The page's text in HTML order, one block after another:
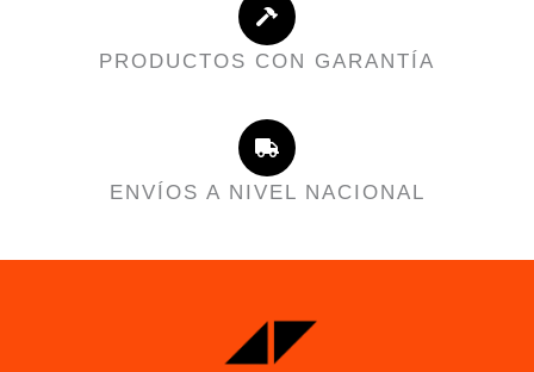
PRODUCTOS CON GARANTÍA
ENVÍOS A NIVEL NACIONAL